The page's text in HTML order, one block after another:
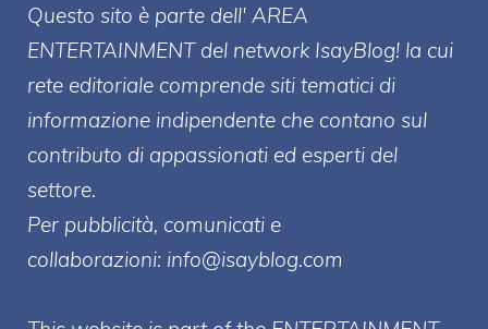
Questo sito è parte dell' AREA
ENTERTAINMENT del network IsayBlog! la cui
rete editoriale comprende siti tematici di
informazione indipendente che contano sul
contributo di appassionati ed esperti del
settore.
Per pubblicità, comunicati e
collaborazioni: info@isayblog.com